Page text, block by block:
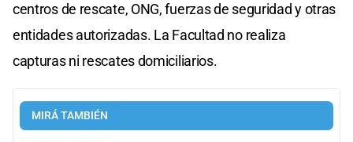
centros de rescate, ONG, fuerzas de seguridad y otras
entidades autorizadas. La Facultad no realiza
capturas ni rescates domiciliarios.
MIRÁ TAMBIÉN